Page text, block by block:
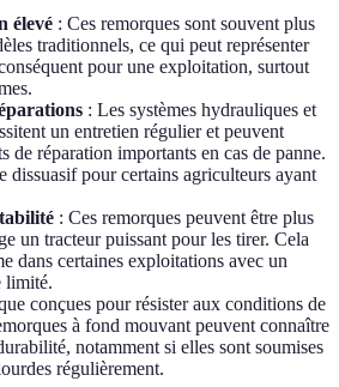
élevé : Ces remorques sont souvent plus
traditionnels, ce qui peut représenter
pour une exploitation, surtout
: Les systèmes hydrauliques et
un entretien régulier et peuvent
de réparation importants en cas de panne.
dissuasif pour certains agriculteurs ayant
: Ces remorques peuvent être plus
un tracteur puissant pour les tirer. Cela
dans certaines exploitations avec un
limité.
conçues pour résister aux conditions de
à fond mouvant peuvent connaître
notamment si elles sont soumises
régulièrement.